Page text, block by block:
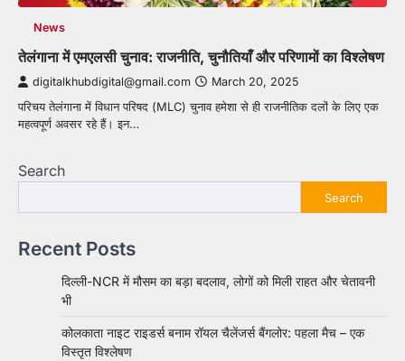
News
तेलंगाना में एमएलसी चुनाव: राजनीति, चुनौतियाँ और परिणामों का विश्लेषण
digitalkhubdigital@gmail.com March 20, 2025
परिचय तेलंगाना में विधान परिषद (MLC) चुनाव हमेशा से ही राजनीतिक दलों के लिए एक
महत्वपूर्ण अवसर रहे हैं। इन…
Search
Search
Recent Posts
दिल्ली-NCR में मौसम का बड़ा बदलाव, लोगों को मिली राहत और चेतावनी
भी
कोलकाता नाइट राइडर्स बनाम रॉयल चैलेंजर्स बैंगलोर: पहला मैच – एक
विस्तृत विश्लेषण